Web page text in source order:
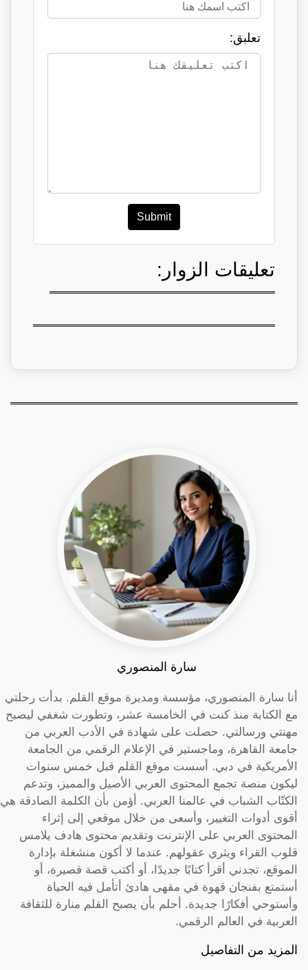
تعلبق:
Submit
تعليقات الزوار:
سارة المنصوري
أنا سارة المنصوري، مؤسسة ومديرة موقع القلم. بدأت رحلتي
مع الكتابة منذ كنت في الخامسة عشر، وتطورت شغفي ليصبح
مهنتي ورسالتي. حصلت على شهادة في الأدب العربي من
جامعة القاهرة، وماجستير في الإعلام الرقمي من الجامعة
الأمريكية في دبي. أسست موقع القلم قبل خمس سنوات
ليكون منصة تجمع المحتوى العربي الأصيل والمميز، وتدعم
الكتّاب الشباب في عالمنا العربي. أؤمن بأن الكلمة الصادقة هي
أقوى أدوات التغيير، وأسعى من خلال موقعي إلى إثراء
المحتوى العربي على الإنترنت وتقديم محتوى هادف يلامس
قلوب القراء ويثري عقولهم. عندما لا أكون منشغلة بإدارة
الموقع، تجدني أقرأ كتابًا جديدًا، أو أكتب قصة قصيرة، أو
أستمتع بفنجان قهوة في مقهى هادئ أتأمل فيه الحياة
وأستوحي أفكارًا جديدة. أحلم بأن يصبح القلم منارة للثقافة
العربية في العالم الرقمي.
المزيد من التفاصيل